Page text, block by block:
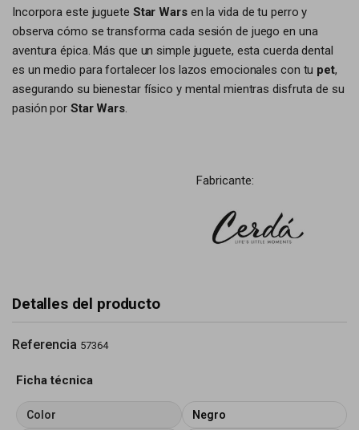
Incorpora este juguete Star Warsen la vida de tu perro y
observa cómo se transforma cada sesión de juego en una
aventura épica. Más que un simple juguete, esta cuerda dental
es un medio para fortalecer los lazos emocionales con tu pet,
asegurando su bienestar físico y mental mientras disfruta de su
pasión por Star Wars.
Fabricante:
Detalles del producto
Referencia 57364
Ficha técnica
Color Negro